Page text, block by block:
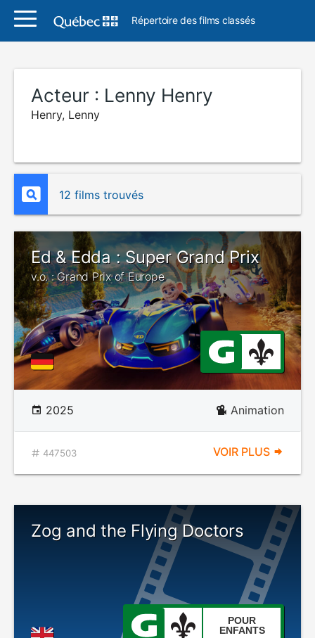
Répertoire des films classés
Acteur : Lenny Henry
Henry, Lenny
12 films trouvés
Ed & Edda : Super Grand Prix
v.o. : Grand Prix of Europe
2025 Animation
447503 VOIR PLUS
Zog and the Flying Doctors
POUR
ENFANTS